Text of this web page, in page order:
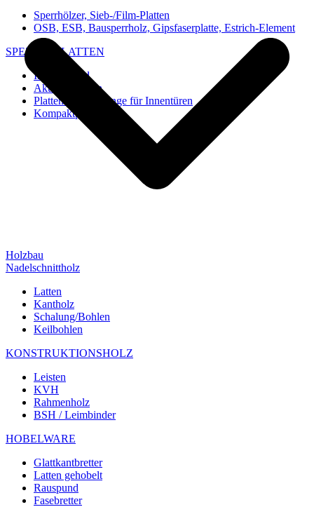
Sperrhölzer, Sieb-/Film-Platten
OSB, ESB, Bausperrholz, Gipsfaserplatte, Estrich-Element
SPEZIAL-PLATTEN
Imi-Verbund
Akustik-Platten
Platten und Rohlinge für Innentüren
Kompaktplatten
Holzbau
Nadelschnittholz
Latten
Kantholz
Schalung/Bohlen
Keilbohlen
KONSTRUKTIONSHOLZ
Leisten
KVH
Rahmenholz
BSH / Leimbinder
HOBELWARE
Glattkantbretter
Latten gehobelt
Rauspund
Fasebretter